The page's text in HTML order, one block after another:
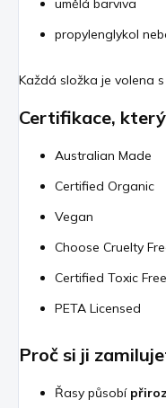
umělá barviva
propylenglykol
Každá složka je volena
Certifikace,
Australian Made
Certified Organic
Vegan
Choose Cruelty
Certified Toxic Free
PETA Licensed
Proč si ji
Řasy působí